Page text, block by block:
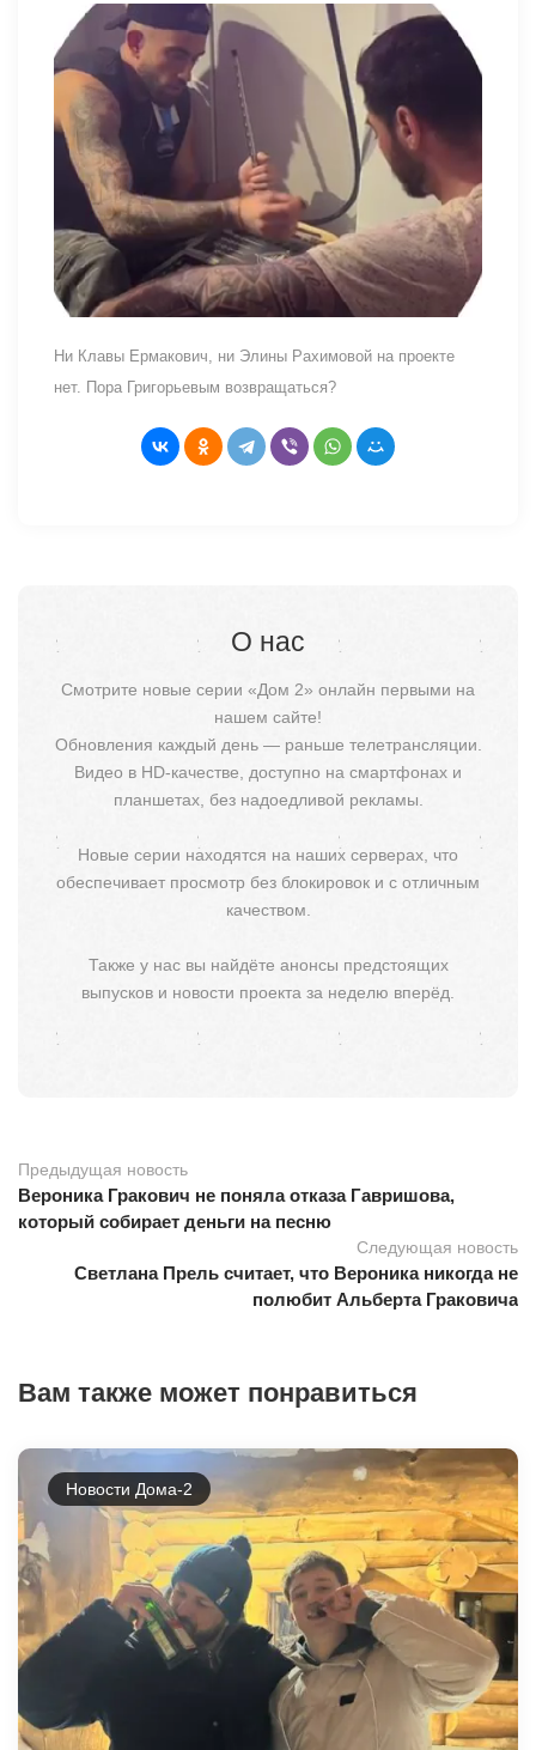
Ни Клавы Ермакович, ни Элины Рахимовой на проекте
нет. Пора Григорьевым возвращаться?
О нас
Смотрите новые серии «Дом 2» онлайн первыми на
нашем сайте!
Обновления каждый день — раньше телетрансляции.
Видео в HD-качестве, доступно на смартфонах и
планшетах, без надоедливой рекламы.
Новые серии находятся на наших серверах, что
обеспечивает просмотр без блокировок и с отличным
качеством.
Также у нас вы найдёте анонсы предстоящих
выпусков и новости проекта за неделю вперёд.
Предыдущая новость
Вероника Гракович не поняла отказа Гавришова,
который собирает деньги на песню
Следующая новость
Светлана Прель считает, что Вероника никогда не
полюбит Альберта Граковича
Вам также может понравиться
Новости Дома-2